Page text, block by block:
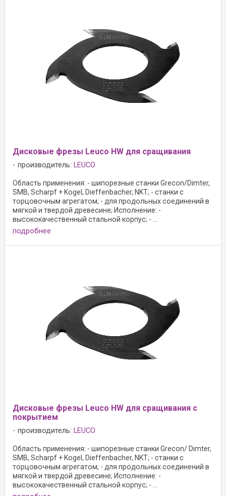
Дисковые фрезы Leuco HW для сращивания
производитель: LEUCO
Область применения: - шипорезные станки Grecon/Dimter,
SMB, Scharpf + Kogel, Dieffenbacher, NKT; - станки с
торцовочным агрегатом; - для продольных соединений в
мягкой и твердой древесине; Исполнение: -
высококачественный стальной корпус; - ...
подробнее
Дисковые фрезы Leuco HW для сращивания с
покрытием
производитель: LEUCO
Область применения: - шипорезные станки Grecon/ Dimter,
SMB, Scharpf + Kogel, Dieffenbacher, NKT; - станки с
торцовочным агрегатом; - для продольных соединений в
мягкой и твердой древесине; Исполнение: -
высококачественный стальной корпус; - ...